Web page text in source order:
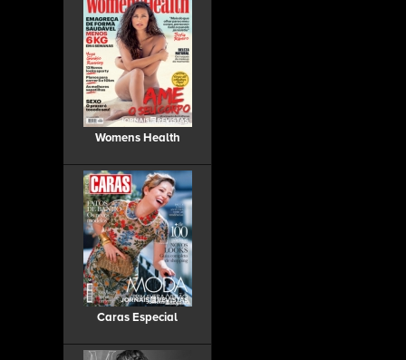
Womens Health
Caras Especial